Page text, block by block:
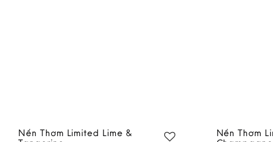
Nến Thơm Limited Lime &
Nến Thơm